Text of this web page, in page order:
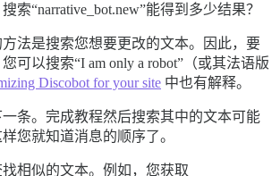
索“narrative_bot.new”能得到多少结果？
法是搜索您想要更改的文本。因此，要
可以搜索“I am only a robot”（或其法语版
Discobot for your site 中也有解释。
条。完成教程然后搜索其中的文本可能
您就知道消息的顺序了。
相似的文本。例如，您获取